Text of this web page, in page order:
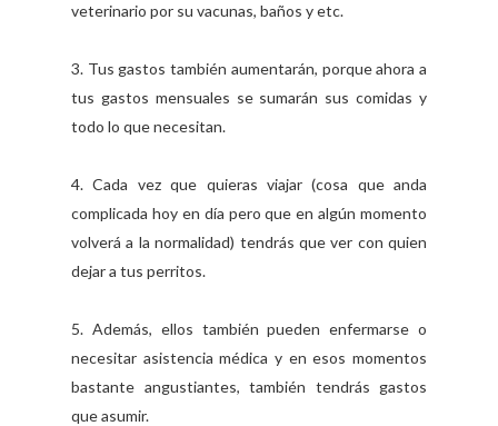
veterinario por su vacunas, baños y etc.
3. Tus gastos también aumentarán, porque ahora a
tus gastos mensuales se sumarán sus comidas y
todo lo que necesitan.
4. Cada vez que quieras viajar (cosa que anda
complicada hoy en día pero que en algún momento
volverá a la normalidad) tendrás que ver con quien
dejar a tus perritos.
5. Además, ellos también pueden enfermarse o
necesitar asistencia médica y en esos momentos
bastante angustiantes, también tendrás gastos
que asumir.